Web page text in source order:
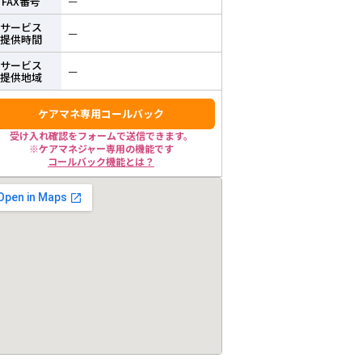
サービス
提供時間 ー
サービス
提供地域 ー
ケアマネ専用コールバック
受け入れ確認をフォームで送信できます。
※ケアマネジャー専用の機能です
コールバック機能とは？